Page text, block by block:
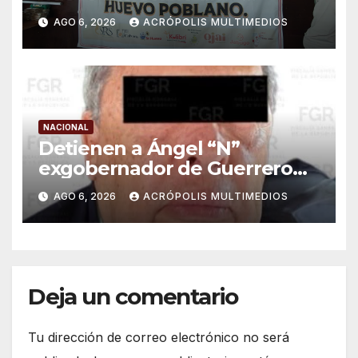
importaciones
AGO 6, 2026 ACRÓPOLIS MULTIMEDIOS
NACIONAL
Detienen a Ángel “N”
exgobernador de Guerrero
por caso Ayotzinapa
AGO 6, 2026 ACRÓPOLIS MULTIMEDIOS
Deja un comentario
Tu dirección de correo electrónico no será